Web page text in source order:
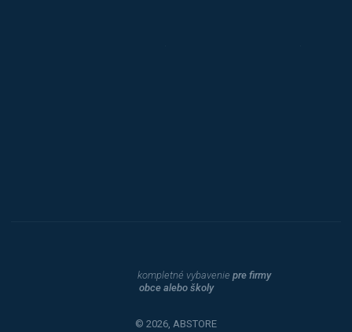
kompletné vybavenie pre firmy
obce alebo školy
© 2026, ABSTORE